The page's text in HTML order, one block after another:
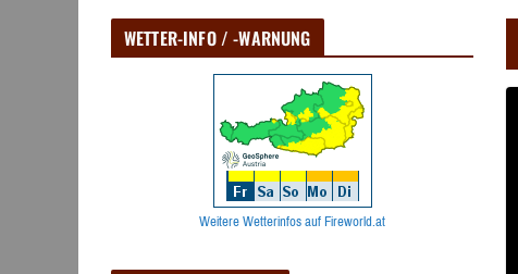
WETTER-INFO / -WARNUNG
Weitere Wetterinfos auf Fireworld.at